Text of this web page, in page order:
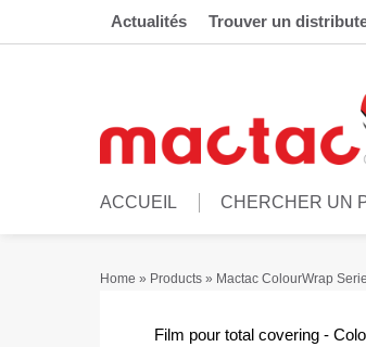
Actualités Trouver un
ACCUEIL CHERCHER UN
Home » Products » Mactac ColourWrap
Film pour total covering -